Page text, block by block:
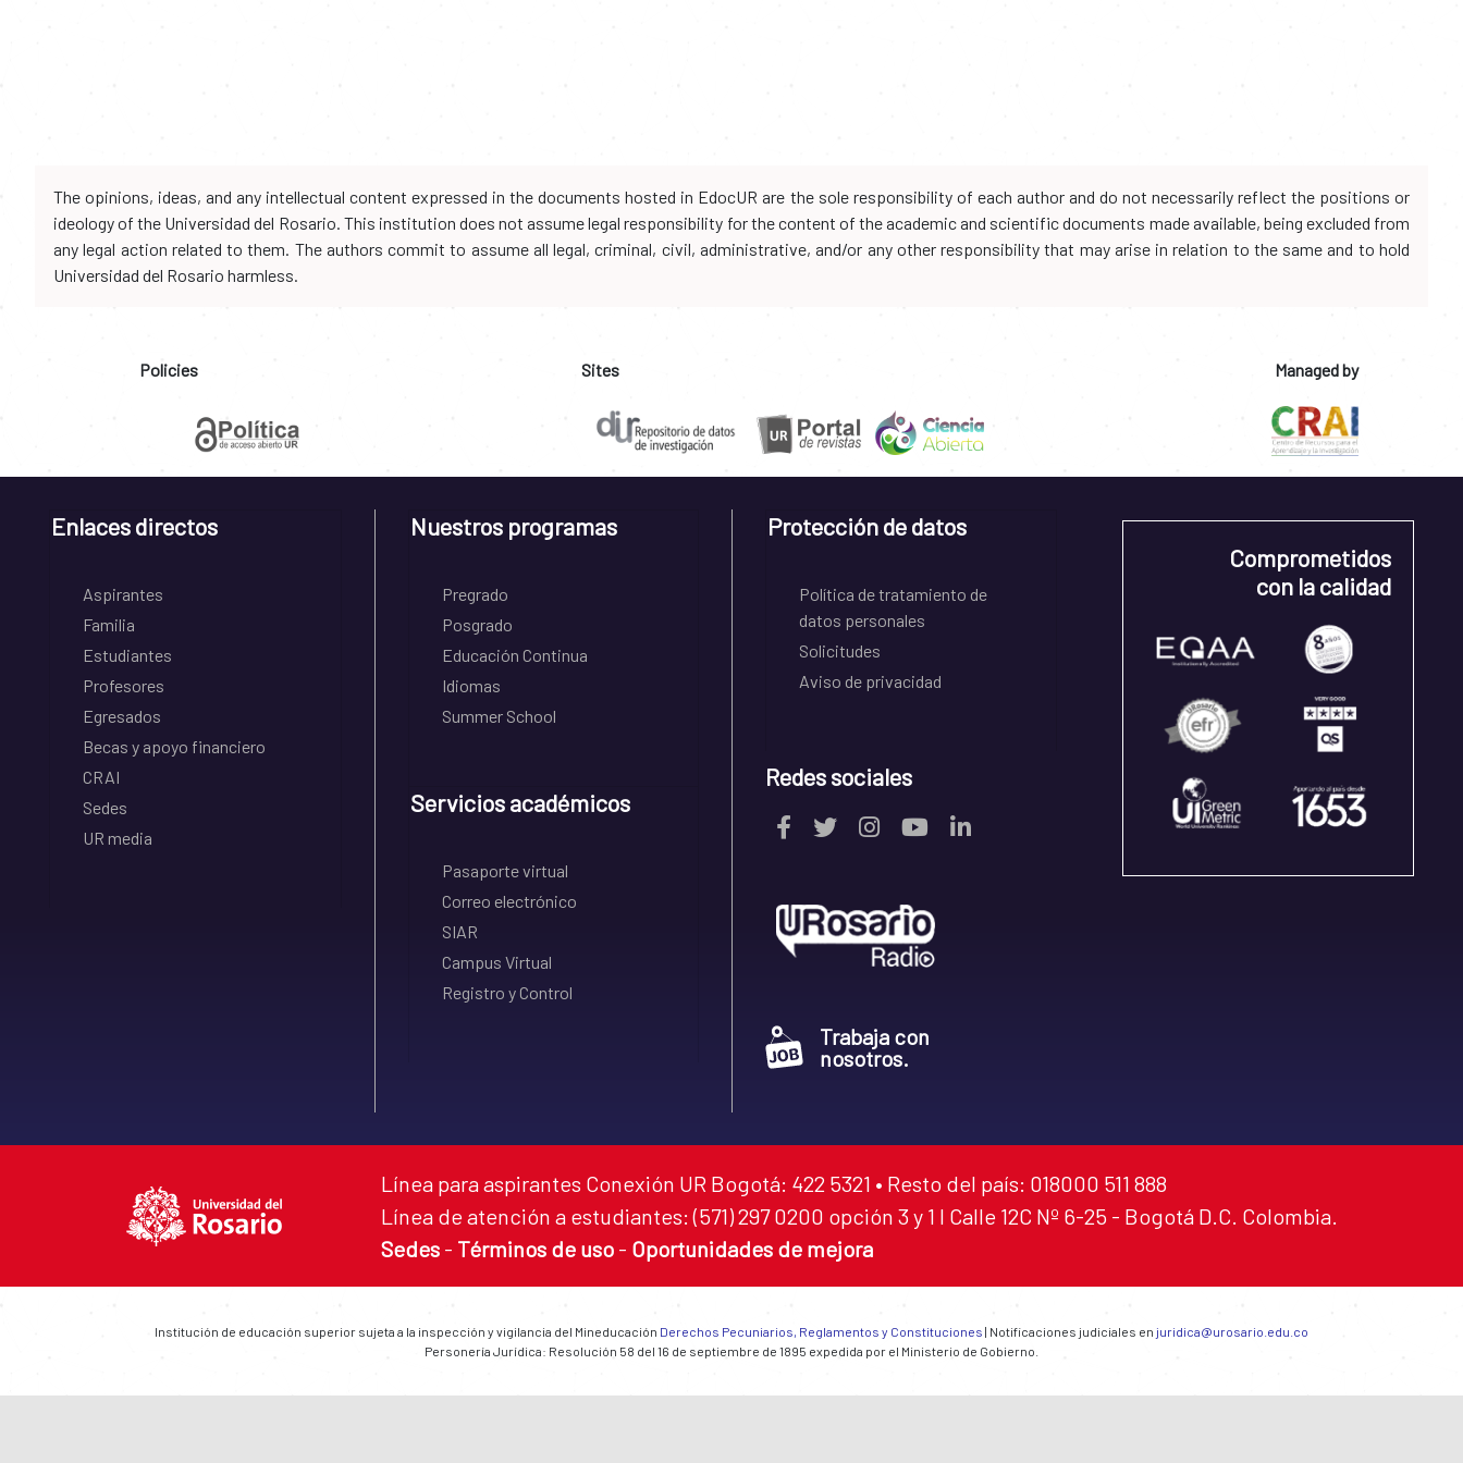
The opinions, ideas, and any intellectual content expressed in the documents hosted in EdocUR are the sole responsibility of each author and do not necessarily reflect the positions or
ideology of the Universidad del Rosario. This institution does not assume legal responsibility for the content of the academic and scientific documents made available, being excluded from
any legal action related to them. The authors commit to assume all legal, criminal, civil, administrative, and/or any other responsibility that may arise in relation to the same and to hold
Universidad del Rosario harmless.
Policies Sites Managed by
Enlaces directos
Aspirantes
Familia
Estudiantes
Profesores
Egresados
Becas y apoyo financiero
CRAI
Sedes
UR media
Nuestros programas
Pregrado
Posgrado
Educación Continua
Idiomas
Summer School
Servicios académicos
Pasaporte virtual
Correo electrónico
SIAR
Campus Virtual
Registro y Control
Protección de datos
Política de tratamiento de
datos personales
Solicitudes
Aviso de privacidad
Redes sociales
Trabaja con
nosotros.
Comprometidos
con la calidad
Línea para aspirantes Conexión UR Bogotá: 422 5321 • Resto del país: 018000 511 888
Línea de atención a estudiantes: (571) 297 0200 opción 3 y 1 I Calle 12C Nº 6-25 - Bogotá D.C. Colombia.
Sedes - Términos de uso - Oportunidades de mejora
Institución de educación superior sujeta a la inspección y vigilancia del Mineducación Derechos Pecuniarios, Reglamentos y Constituciones | Notificaciones judiciales en juridica@urosario.edu.co
Personería Jurídica: Resolución 58 del 16 de septiembre de 1895 expedida por el Ministerio de Gobierno.